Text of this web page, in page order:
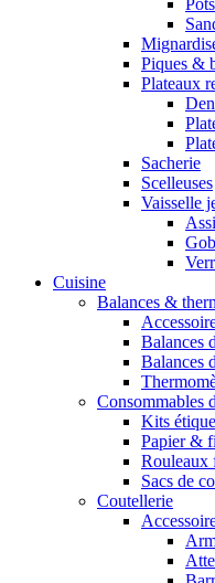
Piques &
Plateaux
Sacherie
Scelleuses
Vaisselle
Cuisine
Balances &
Balances
Balances
Consommables
Kits
Papier &
Rouleaux
Sacs de
Coutellerie